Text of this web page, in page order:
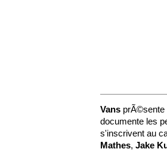
Vans prÃ©sente
documente les
s'inscrivent au
Mathes, Jake